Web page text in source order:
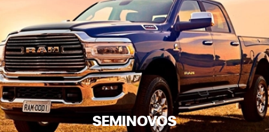
SEMINOVOS